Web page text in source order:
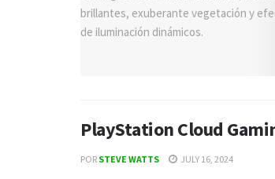
PlayStation Cloud
POR STEVE WATTS JULY 16, 2024